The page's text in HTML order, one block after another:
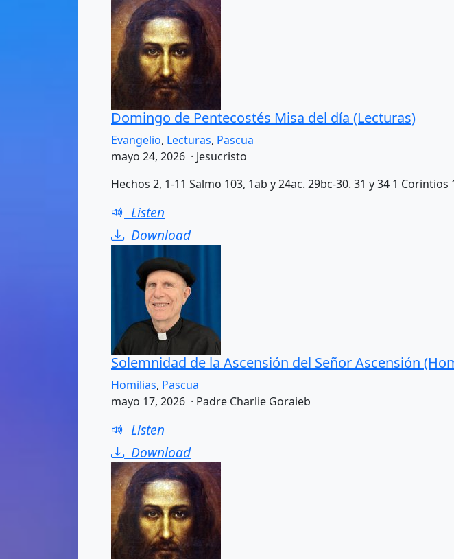
Domingo de Pentecostés Misa del día (Lecturas)
Evangelio, Lecturas, Pascua
mayo 24, 2026 · Jesucristo
Hechos 2, 1-11 Salmo 103, 1ab y 24ac. 29bc-30. 31 y 34 1 Corintios
Listen
Download
Solemnidad de la Ascensión del Señor Ascensión
Homilias, Pascua
mayo 17, 2026 · Padre Charlie Goraieb
Listen
Download